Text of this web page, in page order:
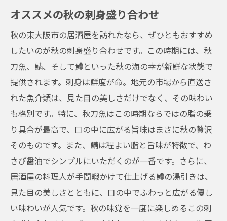
オススメの秋の刺身盛り合わせ
秋の東大阪市の居酒屋を訪れたなら、ぜひともおすすめ
したいのが秋の刺身盛り合わせです。この時期には、秋
刀魚、鯖、そして鱧といった秋の海の幸が新鮮な状態で
提供されます。刺身は鮮度が命。地元の市場から直送さ
れた魚介類は、見た目の美しさだけでなく、その味わい
も格別です。特に、秋刀魚はこの時期ならではの脂の乗
り具合が最高で、口の中に広がる旨味はまさに秋の贅沢
そのものです。また、鯖は程よい脂と旨味が特徴で、わ
さび醤油でシンプルにいただくのが一番です。さらに、
居酒屋の料理人が手間暇かけて仕上げる鱧の湯引きは、
見た目の美しさとともに、口の中でふわっと広がる優し
い味わいが人気です。秋の味覚を一度に楽しめるこの刺